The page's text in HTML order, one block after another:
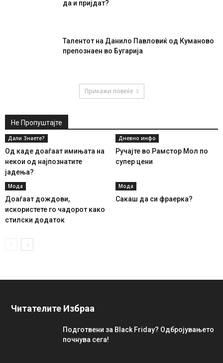
да и пријдат?
Талентот на Данило Павловиќ од Куманово
препознаен во Бугарија
Прикажи повеќе
Не Пропуштајте
Дали Знаете?
Од каде доаѓаат имињата на
некои од најпознатите
јадења?
Дневно инфо
Ручајте во Рамстор Мол по
супер цени
Мода
Доаѓаат дождови,
искористете го чадорот како
стилски додаток
Мода
Сакаш да си фраерка?
Читателите Избраа
Подготвени за Black Friday? Одбројувањето
почнува сега!